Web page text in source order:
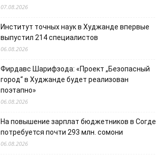
07.08.2026
Институт точных наук в Худжанде впервые
выпустил 214 специалистов
06.08.2026
Фирдавс Шарифзода: «Проект „Безопасный
город“ в Худжанде будет реализован
поэтапно»
06.08.2026
На повышение зарплат бюджетников в Согде
потребуется почти 293 млн. сомони
06.08.2026